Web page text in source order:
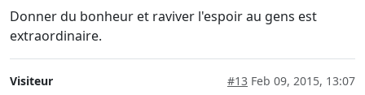
Donner du bonheur et raviver l'espoir au gens est
extraordinaire.
Visiteur #13 Feb 09, 2015, 13:07